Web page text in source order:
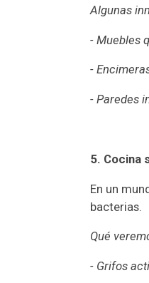
Algunas
- Muebles
-
- Paredes
5. Cocina
En un
bacterias.
Qué
- Grifos